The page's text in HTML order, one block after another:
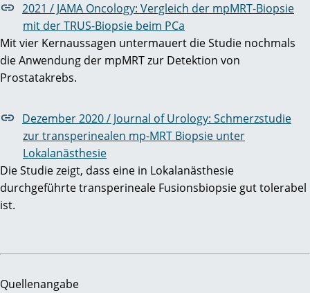
2021 / JAMA Oncology: Vergleich der mpMRT-Biopsie
mit der TRUS-Biopsie beim PCa
Mit vier Kernaussagen untermauert die Studie nochmals
die Anwendung der mpMRT zur Detektion von
Prostatakrebs.
Dezember 2020 / Journal of Urology: Schmerzstudie
zur transperinealen mp-MRT Biopsie unter
Lokalanästhesie
Die Studie zeigt, dass eine in Lokalanästhesie
durchgeführte transperineale Fusionsbiopsie gut tolerabel
ist.
Quellenangabe